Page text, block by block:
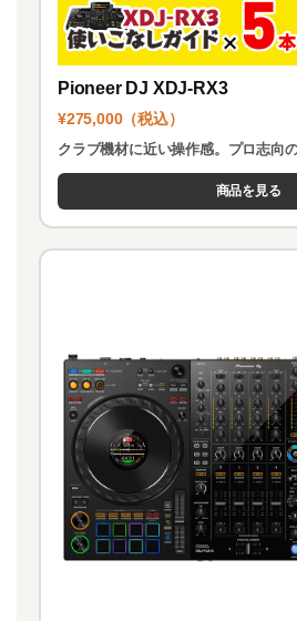
Pioneer DJ XDJ-RX3
¥275,000（税込）
クラブ機材に近い操作感。プロ志向
商品を見る